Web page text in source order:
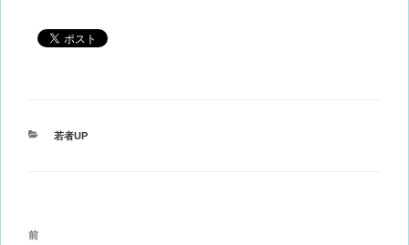
カ
若者UP
投
前
前